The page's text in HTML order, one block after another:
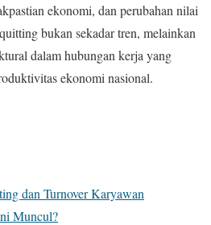
ekonomi, dan perubahan nilai
bukan sekadar tren, melainkan
dalam hubungan kerja yang
ekonomi nasional.
dan Turnover Karyawan
Muncul?